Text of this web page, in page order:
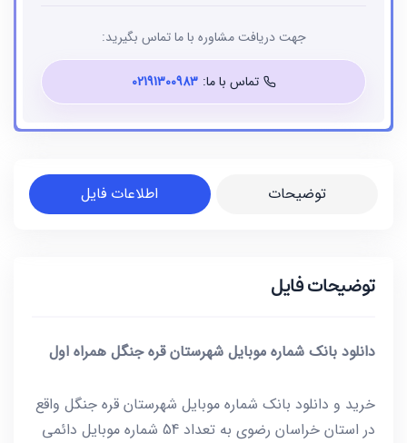
توضیحات اطلاعات فایل
توضیحات فایل
دانلود بانک شماره موبایل شهرستان قره جنگل همراه اول
خرید و دانلود بانک شماره موبایل شهرستان قره جنگل واقع
در استان خراسان رضوی به تعداد 54 شماره موبایل دائمی
جهت دریافت مشاوره با ما تماس بگیرید:
تماس با ما: 02191300983